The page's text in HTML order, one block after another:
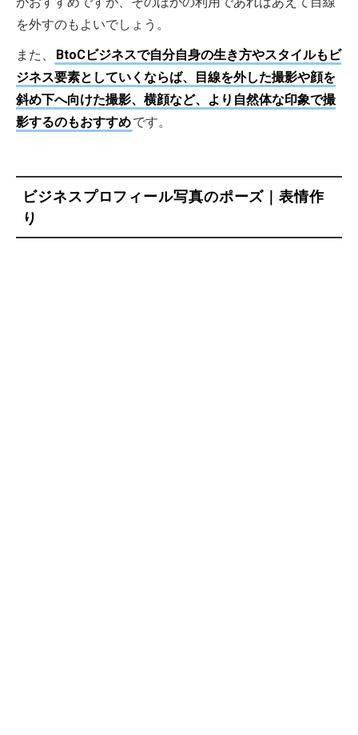
を外すのもよいでしょう。
また、
BtoCビジネスで自分自身の生き方やスタイルもビ
ジネス要素としていくならば、目線を外した撮影や顔を
斜め下へ向けた撮影、横顔など、より自然体な印象で撮
影するのもおすすめです。
ビジネスプロフィール写真のポーズ｜表情作
り